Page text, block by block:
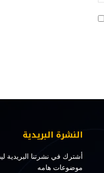
النشرة البريدية
أشترك في نشرتنا البريدية
موضوعات هامه